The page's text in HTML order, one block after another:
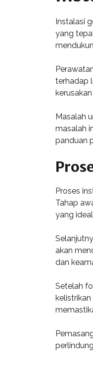
Instalasi
yang
terhadap
kerusakan
Masalah
masalah
panduan
Proses
Tahap
yang
akan
dan
Setelah